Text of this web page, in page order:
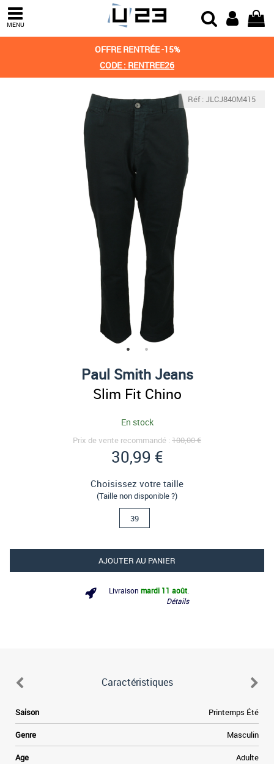
MENU
OFFRE RENTRÉE -15%
CODE : RENTREE26
Réf : JLCJ840M415
Paul Smith Jeans
Slim Fit Chino
En stock
Prix de vente recommandé : 100,00 €
30,99 €
Choisissez votre taille
(Taille non disponible ?)
39
AJOUTER AU PANIER
Livraison mardi 11 août
Détails
Caractéristiques
Saison Printemps Été
Genre Masculin
Age Adulte